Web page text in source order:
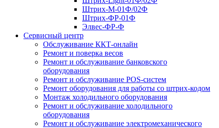
Штрих-М-01Ф/02Ф
Штрих-ФР-01Ф
Элвес-ФР-Ф
Сервисный центр
Обслуживание ККТ-онлайн
Ремонт и поверка весов
Ремонт и обслуживание банковского
оборудования
Ремонт и обслуживание POS-систем
Ремонт оборудования для работы со штрих-кодом
Монтаж холодильного оборудования
Ремонт и обслуживание холодильного
оборудования
Ремонт и обслуживание электромеханического